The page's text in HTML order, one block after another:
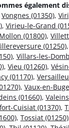
également
Vongnes (01350),
, Virieu-le-Grand
(01800),
(01250),
, Villars-les-
, Vieu (01260),
(01170),
, Vaux-en-
(01660),
Cuisiat (01370),
, Tossiat (01250)